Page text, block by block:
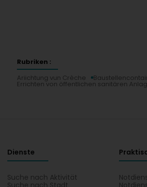
Rubriken :
Ariichtung vun Crèche
Errichten von öffentlichen sanitären
Dienste
Suche nach Aktivität
Suche nach Stadt